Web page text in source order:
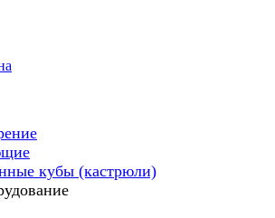
кубы (кастрюли)